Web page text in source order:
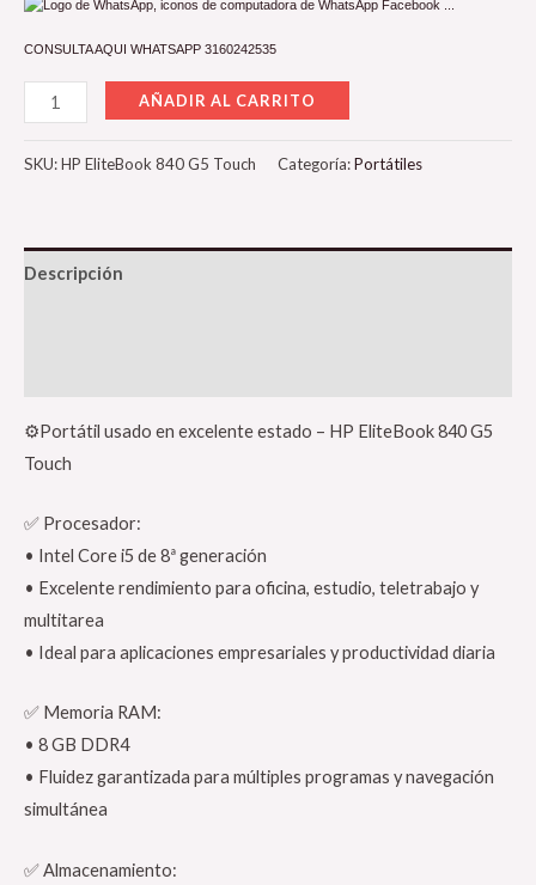
CONSULTA AQUI WHATSAPP 3160242535
AÑADIR AL CARRITO
SKU:HP EliteBook 840 G5 Touch Categoría:Portátiles
Descripción
⚙️Portátil usado en excelente estado – HP EliteBook 840 G5
Touch
✅ Procesador:
• Intel Core i5 de 8ª generación
• Excelente rendimiento para oficina, estudio, teletrabajo y
multitarea
• Ideal para aplicaciones empresariales y productividad diaria
✅ Memoria RAM:
• 8 GB DDR4
• Fluidez garantizada para múltiples programas y navegación
simultánea
✅ Almacenamiento: